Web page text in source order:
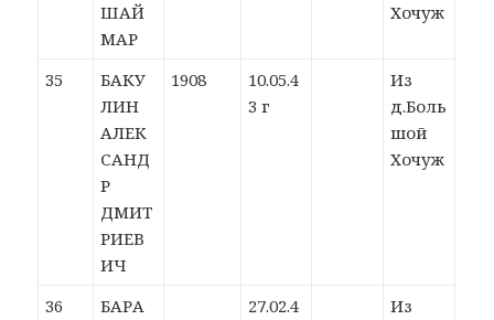
ШАЙ
МАР
Хочуж
35
БАКУ
ЛИН
АЛЕК
САНД
Р
ДМИТ
РИЕВ
ИЧ
1908
10.05.4
3 г
Из
д.Боль
шой
Хочуж
36
БАРА
27.02.4
Из